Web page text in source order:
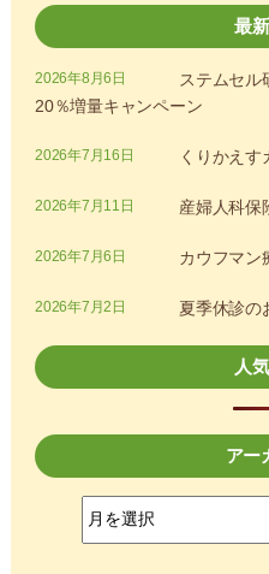
最
ステムセル
20％増量キャンペーン
2026年8月6日
くりかえす
2026年7月16日
産婦人科保
2026年7月11日
カウフマン
2026年7月6日
夏季休診の
2026年7月2日
人
アー